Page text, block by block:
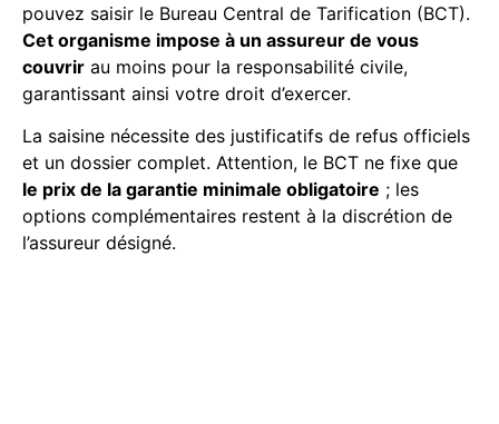
pouvez saisir le Bureau Central de Tarification (BCT).
Cet organisme impose à un assureur de vous
couvrir au moins pour la responsabilité civile,
garantissant ainsi votre droit d’exercer.
La saisine nécessite des justificatifs de refus officiels
et un dossier complet. Attention, le BCT ne fixe que
le prix de la garantie minimale obligatoire ; les
options complémentaires restent à la discrétion de
l’assureur désigné.